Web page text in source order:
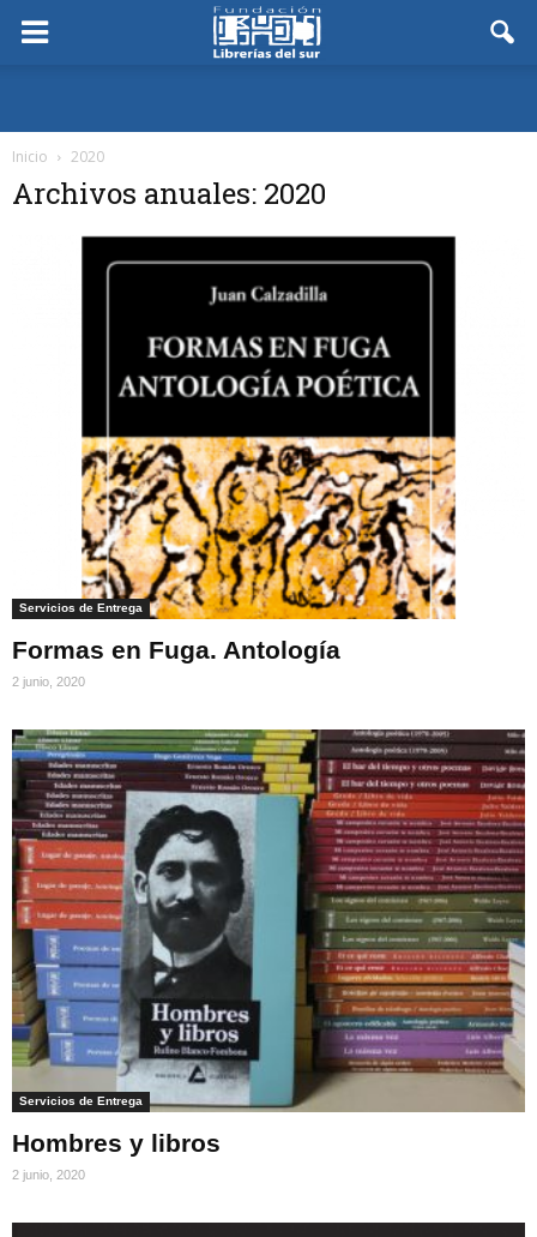
Inicio 2020
Archivos anuales: 2020
Servicios de Entrega
Formas en Fuga. Antología
2 junio, 2020
Servicios de Entrega
Hombres y libros
2 junio, 2020